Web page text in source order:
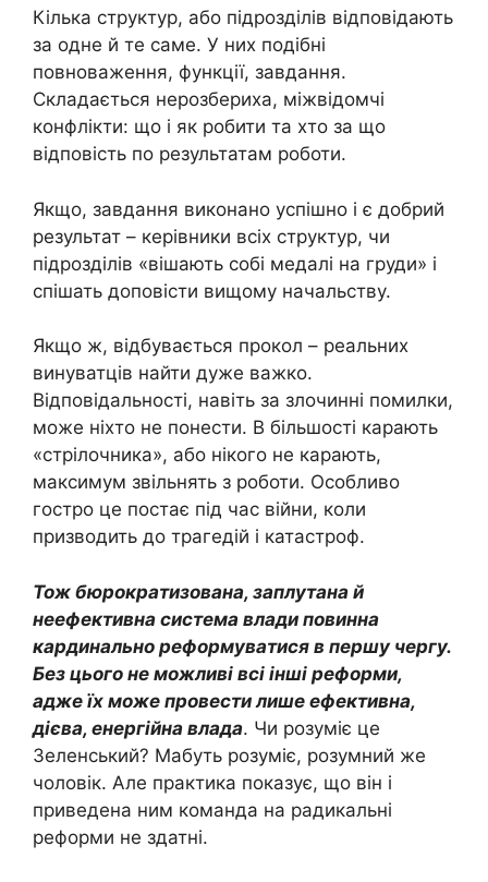
Кілька структур, або підрозділів відповідають
за одне й те саме. У них подібні
повноваження, функції, завдання.
Складається нерозбериха, міжвідомчі
конфлікти: що і як робити та хто за що
відповість по результатам роботи.
Якщо, завдання виконано успішно і є добрий
результат – керівники всіх структур, чи
підрозділів «вішають собі медалі на груди» і
спішать доповісти вищому начальству.
Якщо ж, відбувається прокол – реальних
винуватців найти дуже важко.
Відповідальності, навіть за злочинні помилки,
може ніхто не понести. В більшості карають
«стрілочника», або нікого не карають,
максимум звільнять з роботи. Особливо
гостро це постає під час війни, коли
призводить до трагедій і катастроф.
Тож бюрократизована, заплутана й
неефективна система влади повинна
кардинально реформуватися в першу чергу.
Без цього не можливі всі інші реформи,
адже їх може провести лише ефективна,
дієва, енергійна влада. Чи розуміє це
Зеленський? Мабуть розуміє, розумний же
чоловік. Але практика показує, що він і
приведена ним команда на радикальні
реформи не здатні.